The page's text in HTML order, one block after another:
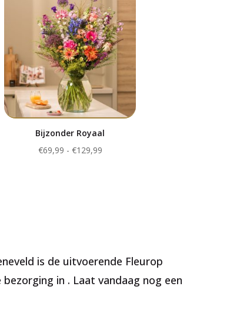
Bijzonder Royaal
€69,99 - €129,99Prijsklasse:
is de uitvoerende Fleurop
in . Laat vandaag nog een